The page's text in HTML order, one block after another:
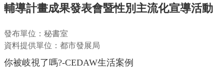
公
認
識
我
輔導計畫成果發表會暨性別主流化宣導活動
發布單位：秘書室
資料提供單位：都市發展局
你被岐視了嗎?-CEDAW生活案例